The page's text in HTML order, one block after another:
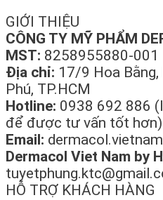
GIỚI THIỆU
CÔNG TY MỸ PHẨM
MST: 8258955880-001
Địa chỉ: 17/9 Hoa Bằng,
Phú, TP.HCM
Hotline: 0938 692 886
để được tư vấn tốt hơn)
Email:
Dermacol Viet Nam by
HỖ TRỢ KHÁCH HÀNG